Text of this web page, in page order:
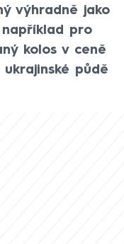
výhradně jako
pro
kolos v ceně
půdě